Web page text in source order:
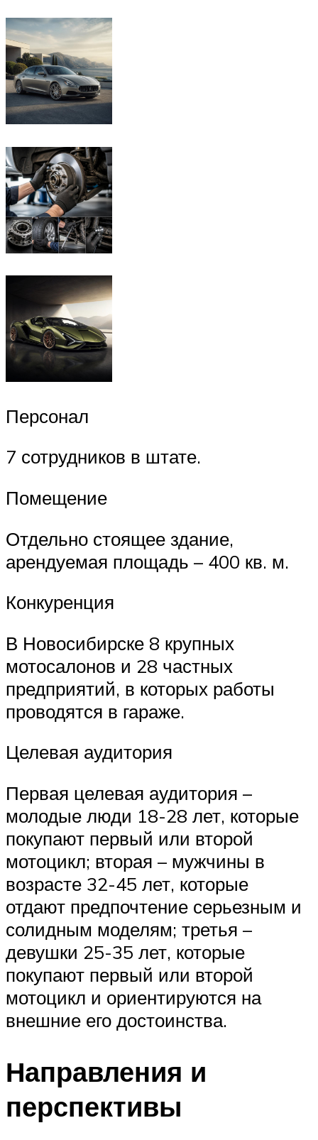
Персонал
7 сотрудников в штате.
Помещение
Отдельно стоящее здание,
арендуемая площадь – 400 кв. м.
Конкуренция
В Новосибирске 8 крупных
мотосалонов и 28 частных
предприятий, в которых работы
проводятся в гараже.
Целевая аудитория
Первая целевая аудитория –
молодые люди 18-28 лет, которые
покупают первый или второй
мотоцикл; вторая – мужчины в
возрасте 32-45 лет, которые
отдают предпочтение серьезным и
солидным моделям; третья –
девушки 25-35 лет, которые
покупают первый или второй
мотоцикл и ориентируются на
внешние его достоинства.
Направления и
перспективы